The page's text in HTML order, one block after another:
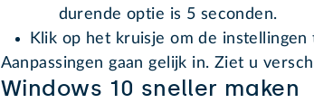
durende optie is 5 seconden.
Klik op het kruisje om de instellingen
Aanpassingen gaan gelijk in. Ziet u
Windows 10 sneller maken